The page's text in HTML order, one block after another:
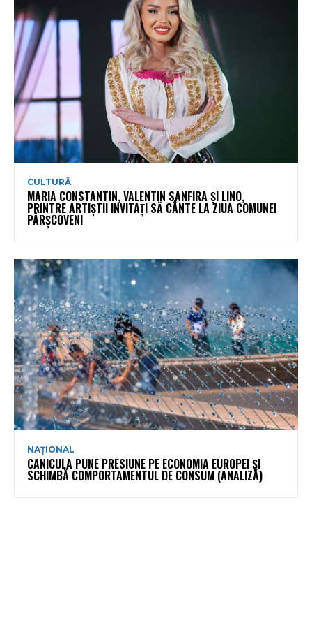
CULTURĂ
MARIA CONSTANTIN, VALENTIN SANFIRA ȘI LINO,
PRINTRE ARTIȘTII INVITAȚI SĂ CÂNTE LA ZIUA COMUNEI
PÂRȘCOVENI
NAȚIONAL
CANICULA PUNE PRESIUNE PE ECONOMIA EUROPEI ȘI
SCHIMBĂ COMPORTAMENTUL DE CONSUM (ANALIZĂ)